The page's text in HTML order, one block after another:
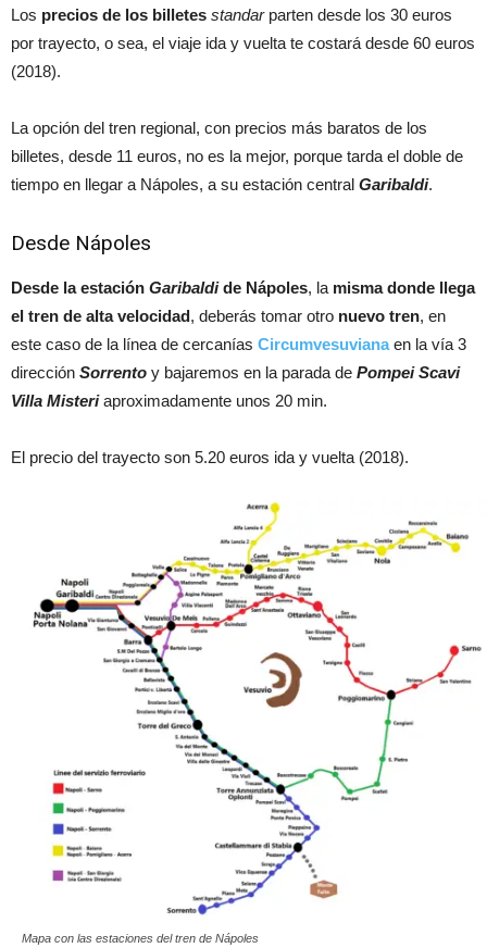
Los precios de los billetes standarparten desde los 30 euros
por trayecto, o sea, el viaje ida y vuelta te costará desde 60 euros
(2018).
La opción del tren regional, con precios más baratos de los
billetes, desde 11 euros, no es la mejor, porque tarda el doble de
tiempo en llegar a Nápoles, a su estación central Garibaldi.
Desde Nápoles
Desde la estación Garibaldide Nápoles, la misma donde llega
el tren de alta velocidad, deberás tomar otro nuevo tren, en
este caso de la línea de cercanías Circumvesuvianaen la vía 3
dirección Sorrento y bajaremos en la parada de Pompei Scavi
Villa Misteriaproximadamente unos 20 min.
El precio del trayecto son 5.20 euros ida y vuelta (2018).
Mapa con las estaciones del tren de Nápoles